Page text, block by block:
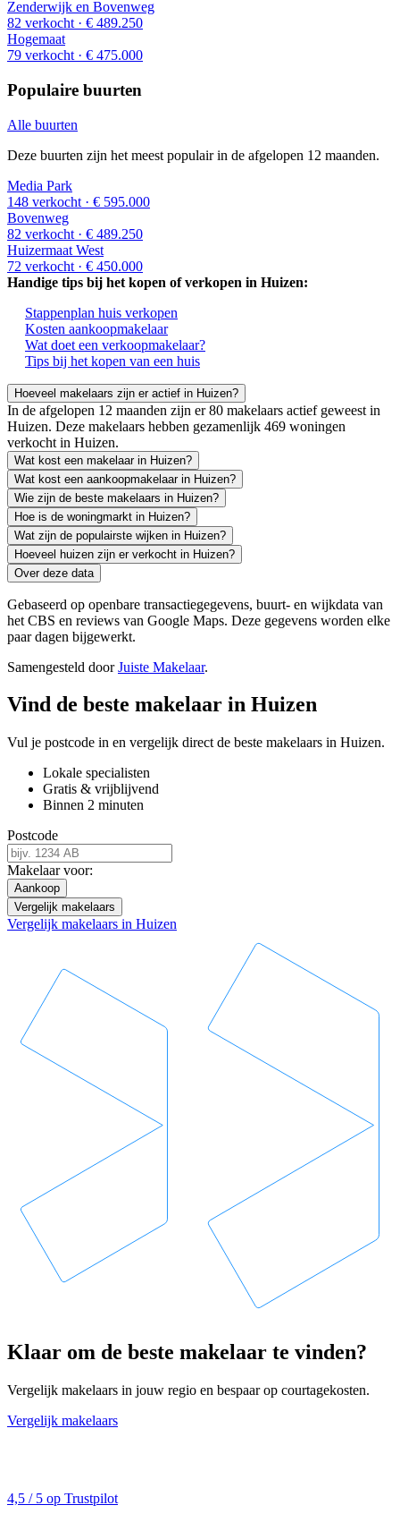
Zenderwijk en Bovenweg
82 verkocht · € 489.250
Hogemaat
79 verkocht · € 475.000
Populaire buurten
Alle buurten
Deze buurten zijn het meest populair in de afgelopen 12 maanden.
Media Park
148 verkocht · € 595.000
Bovenweg
82 verkocht · € 489.250
Huizermaat West
72 verkocht · € 450.000
Handige tips bij het kopen of verkopen in Huizen:
Stappenplan huis verkopen
Kosten aankoopmakelaar
Wat doet een verkoopmakelaar?
Tips bij het kopen van een huis
Hoeveel makelaars zijn er actief in Huizen?
In de afgelopen 12 maanden zijn er 80 makelaars actief geweest in
Huizen. Deze makelaars hebben gezamenlijk 469 woningen
verkocht in Huizen.
Wat kost een makelaar in Huizen?
Wat kost een aankoopmakelaar in Huizen?
Wie zijn de beste makelaars in Huizen?
Hoe is de woningmarkt in Huizen?
Wat zijn de populairste wijken in Huizen?
Hoeveel huizen zijn er verkocht in Huizen?
Over deze data
Gebaseerd op openbare transactiegegevens, buurt- en wijkdata van
het CBS en reviews van Google Maps. Deze gegevens worden elke
paar dagen bijgewerkt.
Samengesteld doorJuiste Makelaar.
Vind de beste makelaar in Huizen
Vul je postcode in en vergelijk direct de beste makelaars in Huizen.
Lokale specialisten
Gratis & vrijblijvend
Binnen 2 minuten
Postcode
Makelaar voor:
Aankoop
Vergelijk makelaars
Vergelijk makelaars in Huizen
Klaar om de beste makelaar te vinden?
Vergelijk makelaars in jouw regio en bespaar op courtagekosten.
Vergelijk makelaars
4,5 / 5 op Trustpilot